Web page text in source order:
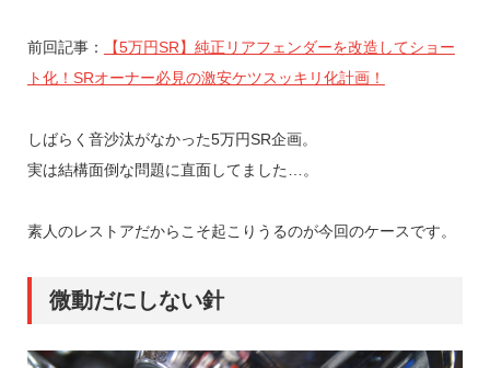
前回記事：
【5万円SR】純正リアフェンダーを改造してショー
ト化！SRオーナー必見の激安ケツスッキリ化計画！
しばらく音沙汰がなかった5万円SR企画。
実は結構面倒な問題に直面してました…。
素人のレストアだからこそ起こりうるのが今回のケースです。
微動だにしない針